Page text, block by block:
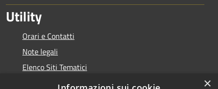
Utility
Orari e Contatti
Note legali
Elenco Siti Tematici
×